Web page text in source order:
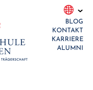
BLOG
KONTAKT
KARRIERE
ALUMNI